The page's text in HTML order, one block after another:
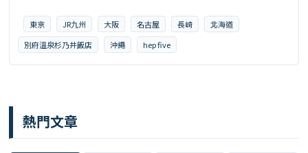
東京 JR九州 大阪 名古屋 長崎
北海道
別府溫泉杉乃井飯店
沖繩 hep five
熱門文章